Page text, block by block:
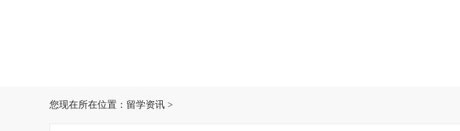
您现在所在位置： 留学资讯 >